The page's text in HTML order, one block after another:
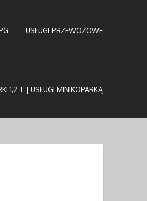
USŁUGI PRZEWOZOWE
1,2 T | USŁUGI MINIKOPARKĄ